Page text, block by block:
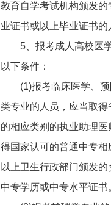
教育自学考试机构颁发
业证书或以上毕业证书的
5、报考成人高校医学
以下条件：
(1)报考临床医学、预
类专业的人员，应当取
的相应类别的执业助理
得国家认可的普通中专相
以上卫生行政部门颁发
中专学历或中专水平证书